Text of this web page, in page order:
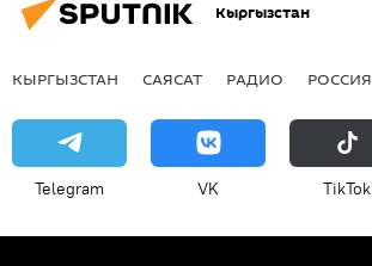
Кыргызстан
КЫРГЫЗСТАН САЯСАТ РАДИО РОССИЯ
Telegram VK ТikТоk